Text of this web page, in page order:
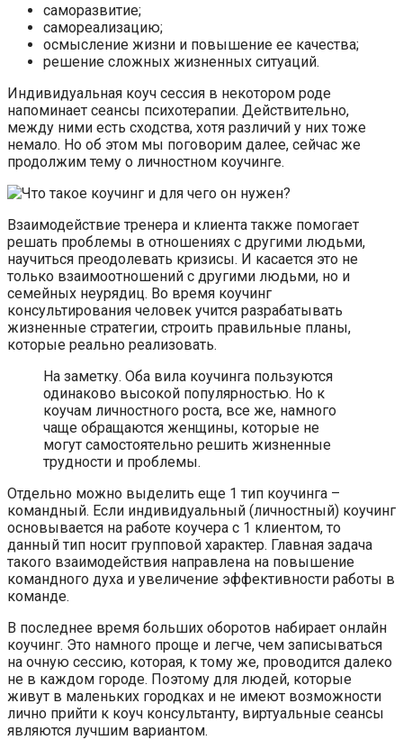
саморазвитие;
самореализацию;
осмысление жизни и повышение ее качества;
решение сложных жизненных ситуаций.
Индивидуальная коуч сессия в некотором роде
напоминает сеансы психотерапии. Действительно,
между ними есть сходства, хотя различий у них тоже
немало. Но об этом мы поговорим далее, сейчас же
продолжим тему о личностном коучинге.
Взаимодействие тренера и клиента также помогает
решать проблемы в отношениях с другими людьми,
научиться преодолевать кризисы. И касается это не
только взаимоотношений с другими людьми, но и
семейных неурядиц. Во время коучинг
консультирования человек учится разрабатывать
жизненные стратегии, строить правильные планы,
которые реально реализовать.
На заметку. Оба вила коучинга пользуются
одинаково высокой популярностью. Но к
коучам личностного роста, все же, намного
чаще обращаются женщины, которые не
могут самостоятельно решить жизненные
трудности и проблемы.
Отдельно можно выделить еще 1 тип коучинга –
командный. Если индивидуальный (личностный) коучинг
основывается на работе коучера с 1 клиентом, то
данный тип носит групповой характер. Главная задача
такого взаимодействия направлена на повышение
командного духа и увеличение эффективности работы в
команде.
В последнее время больших оборотов набирает онлайн
коучинг. Это намного проще и легче, чем записываться
на очную сессию, которая, к тому же, проводится далеко
не в каждом городе. Поэтому для людей, которые
живут в маленьких городках и не имеют возможности
лично прийти к коуч консультанту, виртуальные сеансы
являются лучшим вариантом.